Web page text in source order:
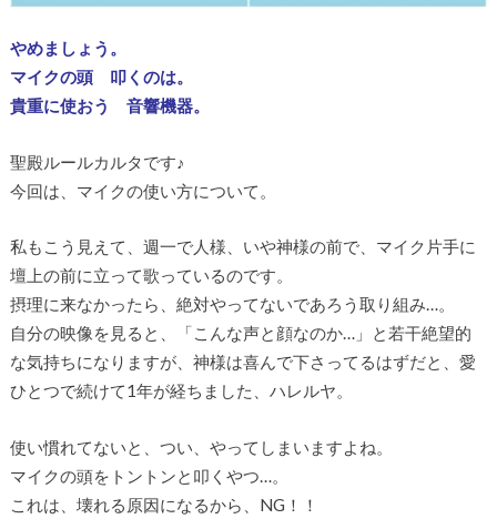
やめましょう。
マイクの頭 叩くのは。
貴重に使おう 音響機器。
聖殿ルールカルタです♪
今回は、マイクの使い方について。
私もこう見えて、週一で人様、いや神様の前で、マイク片手に
壇上の前に立って歌っているのです。
摂理に来なかったら、絶対やってないであろう取り組み…。
自分の映像を見ると、「こんな声と顔なのか…」と若干絶望的
な気持ちになりますが、神様は喜んで下さってるはずだと、愛
ひとつで続けて1年が経ちました、ハレルヤ。
使い慣れてないと、つい、やってしまいますよね。
マイクの頭をトントンと叩くやつ…。
これは、壊れる原因になるから、NG！！